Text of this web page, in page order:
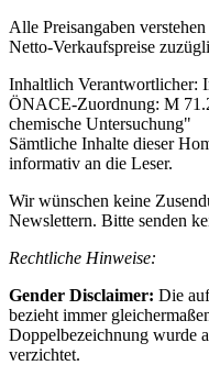
Alle Preisangaben
Netto-Verkaufspreise
Inhaltlich Verantwortlicher:
ÖNACE-Zuordnung: M
chemische Untersuchung"
Sämtliche Inhalte dieser
informativ an die Leser.
Wir wünschen keine
Newslettern. Bitte senden
Rechtliche Hinweise:
Gender Disclaimer: Die
bezieht immer
Doppelbezeichnung wurde
verzichtet.